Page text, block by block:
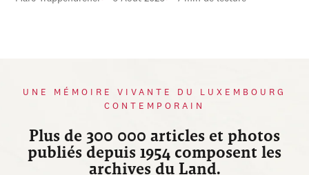
UNE MÉMOIRE VIVANTE DU LUXEMBOURG
CONTEMPORAIN
Plus de 300 000 articles et photos
publiés depuis 1954 composent les
archives du Land.